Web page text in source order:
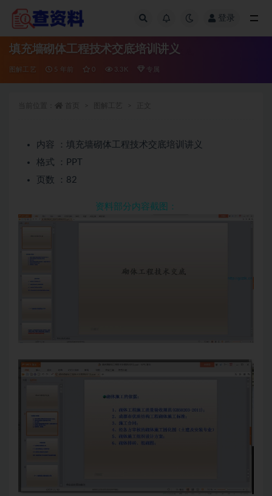
登录
填充墙砌体工程技术交底培训讲义
图解工艺 5 年前 0 3.3K 专属
内容 ：填充墙砌体工程技术交底培训讲义
格式 ：PPT
页数 ：82
资料部分内容截图：